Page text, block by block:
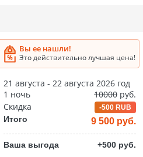
Вы ее нашли!
Это действительно лучшая цена!
21 августа - 22 августа 2026 год
1 ночь
10000 руб.
Скидка
-500 RUB
Итого 9 500 руб.
Ваша выгода +500 руб.